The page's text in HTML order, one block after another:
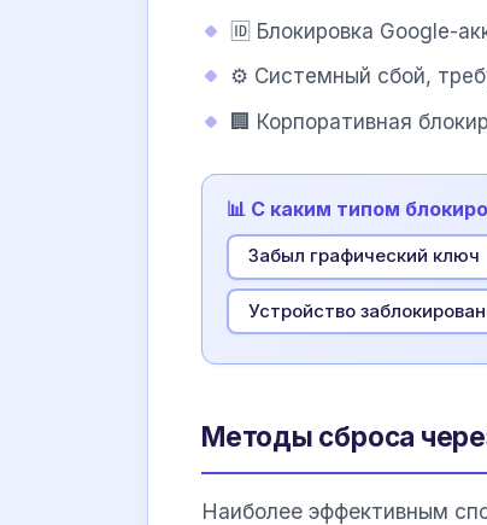
🆔 Блокировка Google-
⚙️ Системный сбой,
🏢 Корпоративная
📊 С каким типом
Забыл графический ключ
Устройство
Методы сброса
Наиболее эффективным